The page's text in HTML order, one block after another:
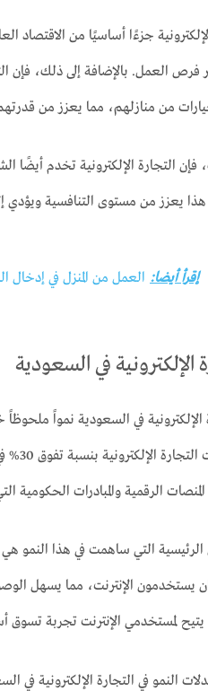
جزءًا أساسيًا من الاقتصاد
فرص العمل. بالإضافة إلى ذلك،
من منازلهم، مما يعزز من قدرتهم
فإن التجارة الإلكترونية تخدم
هذا يعزز من مستوى التنافسية ويؤدي
إقرأ أيضا: العمل من المنزل في إدخال
الإلكترونية في السعودية
في السعودية نمواً
الرقمية والمبادرات الحكومية
التي ساهمت في هذا النمو هي
يستخدمون الإنترنت، مما يسهل
النمو في التجارة الإلكترونية في